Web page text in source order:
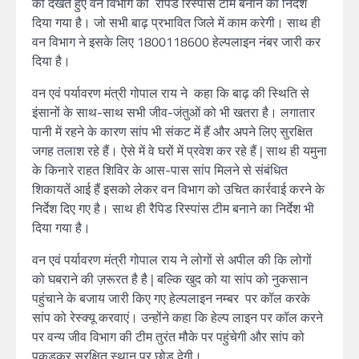
दिया गया है। जो सभी बाढ़ प्रभावित जिले में काम करेगी। साथ ही
वन विभाग ने इसके लिए 1800118600 हेल्पलाइन नंबर जारी कर
दिया है।
वन एवं पर्यावरण मंत्री गोपाल राय ने कहा कि बाढ़ की स्थिति से
इंसानों के साथ-साथ सभी जीव-जंतुओं को भी खतरा है। लगातार
पानी में रहने के कारण सांप भी संकट में हैं और अपने लिए सुरक्षित
जगह तलाश रहे हैं। ऐसे में वे घरों में प्रवेश कर रहे हैं | साथ ही यमुना
के किनारे राहत शिविर के आस-पास सांप मिलने से संबंधित
शिकायतें आई हैं इसको लेकर वन विभाग को उचित कार्रवाई करने के
निर्देश दिए गए है। साथ ही रैपिड रिस्पांस टीम बनाने का निर्देश भी
दिया गया है।
वन एवं पर्यावरण मंत्री गोपाल राय ने लोगों से अपील की कि लोगों
को घबराने की ज़रूरत है है | बल्कि खुद को या सांप को नुकसान
पहुंचाने के बजाय जारी किए गए हेल्पलाइन नम्बर पर कॉल करके
सांप को रेस्क्यू करवाएं। उन्होंने कहा कि हेल्प लाइन पर कॉल करने
पर वन्य जीव विभाग की टीम तुरंत मौके पर पहुंचेगी और सांप को